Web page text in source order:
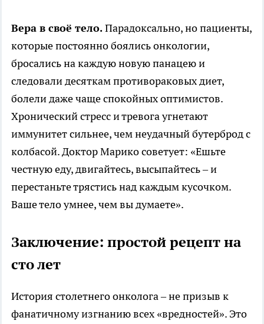
Вера в своё тело.Парадоксально, но пациенты,
которые постоянно боялись онкологии,
бросались на каждую новую панацею и
следовали десяткам противораковых диет,
болели даже чаще спокойных оптимистов.
Хронический стресс и тревога угнетают
иммунитет сильнее, чем неудачный бутерброд с
колбасой. Доктор Марико советует: «Ешьте
честную еду, двигайтесь, высыпайтесь – и
перестаньте трястись над каждым кусочком.
Ваше тело умнее, чем вы думаете».
Заключение: простой рецепт на
сто лет
История столетнего онколога – не призыв к
фанатичному изгнанию всех «вредностей». Это